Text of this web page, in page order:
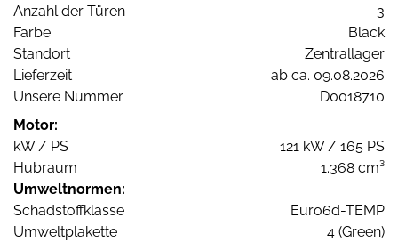
Anzahl der Türen
3
Farbe
Black
Standort
Zentrallager
Lieferzeit
ab ca. 09.08.2026
Unsere Nummer
D0018710
Motor:
kW / PS
121 kW / 165 PS
Hubraum
1.368 cm³
Umweltnormen:
Schadstoffklasse
Euro6d-TEMP
Umweltplakette
4 (Green)